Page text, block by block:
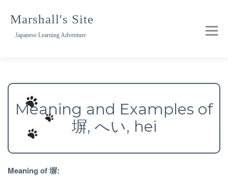
Marshall's Site
Japanese Learning Adventure
Meaning and Examples of
塀, へい, hei
Meaning of 塀: